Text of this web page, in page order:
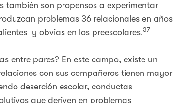
también son propensos a experimentar
problemas 36 relacionales en años
y obvias en los preescolares.37
entre pares? En este campo, existe un
con sus compañeros tienen mayor
deserción escolar, conductas
que deriven en problemas